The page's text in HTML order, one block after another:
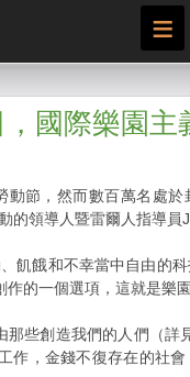
≡
，國際樂園主
動節，然而數百萬名處
的領導人暨雷爾人指導員
飢餓和不幸當中自由的
的一個選項，這就是樂
些創造我們的人們（詳
作，金錢不復存在的社